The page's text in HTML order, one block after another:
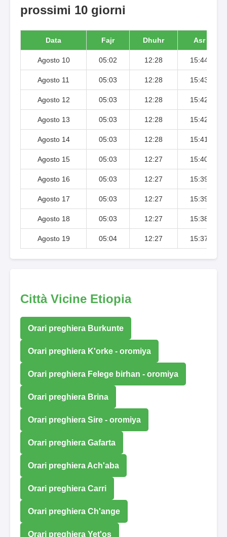
prossimi 10 giorni
Data Fajr Dhuhr Asr
Agosto 10 05:02 12:28 15:44
Agosto 11 05:03 12:28 15:43
Agosto 12 05:03 12:28 15:42
Agosto 13 05:03 12:28 15:42
Agosto 14 05:03 12:28 15:41
Agosto 15 05:03 12:27 15:40
Agosto 16 05:03 12:27 15:39
Agosto 17 05:03 12:27 15:39
Agosto 18 05:03 12:27 15:38
Agosto 19 05:04 12:27 15:37
Città Vicine Etiopia
Orari preghiera Burkunte
Orari preghiera K'orke - oromiya
Orari preghiera Felege birhan - oromiya
Orari preghiera Brina
Orari preghiera Sire - oromiya
Orari preghiera Gafarta
Orari preghiera Ach'aba
Orari preghiera Carri
Orari preghiera Ch'ange
Orari preghiera Yet'os